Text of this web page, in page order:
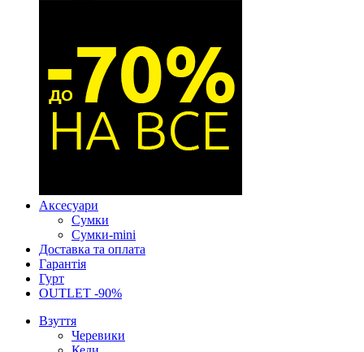
Аксесуари
Сумки
Сумки-mini
Доставка та оплата
Гарантія
Гурт
OUTLET -90%
Взуття
Черевики